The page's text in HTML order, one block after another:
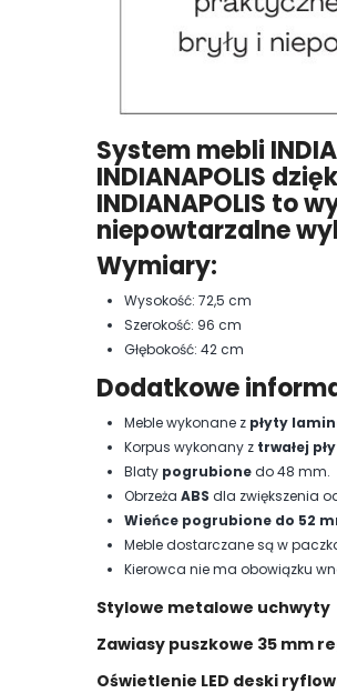
System mebli
INDIANAPOLIS
INDIANAPOLIS to
niepowtarzalne
Wymiary:
Wysokość: 72,5 cm
Szerokość: 96 cm
Głębokość: 42 cm
Dodatkowe
Meble wykonane z płyty
Korpus wykonany z trwałej
Blaty pogrubionedo 48 mm.
Obrzeża ABS dla zwiększenia
Wieńce pogrubione do 52
Meble dostarczane są w
Kierowca nie ma obowiązku
Stylowe metalowe uchwyty
Zawiasy puszkowe 35 mm
Oświetlenie LED deski